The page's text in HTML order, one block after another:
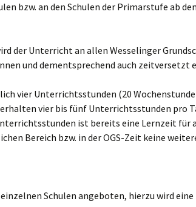
2000
&
Teamarbeit
Förderung
Karneval 2021
bzw. an den Schulen der Primarstufe ab
der Unterricht an allen Wesselinger
und dementsprechend auch zeitversetzt
vier Unterrichtsstunden (20
erhalten vier bis fünf Unterrichtsstunden pro
ist bereits eine Lernzeit für
Bereich bzw. in der OGS-Zeit keine
Schulen angeboten, hierzu wird eine